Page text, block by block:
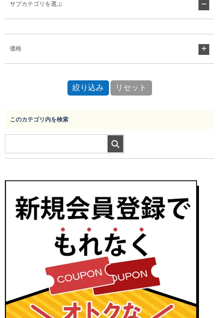
サブカテゴリを選ぶ
価格
このカテゴリ内を検索